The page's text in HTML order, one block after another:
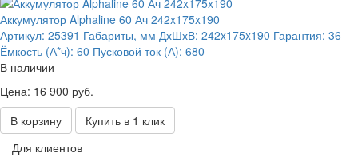
Аккумулятор Alphaline 60 Ач 242x175x190
Артикул: 25391 Габариты, мм ДхШхВ: 242x175x190 Гарантия: 36
Ёмкость (А*ч): 60 Пусковой ток (А): 680
В наличии
Цена: 16 900 руб.
В корзину
Купить в 1 клик
Для клиентов